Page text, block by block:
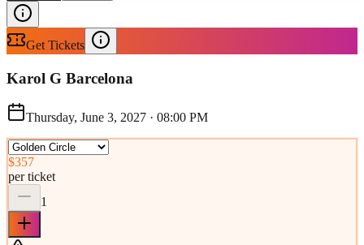
Get Tickets
Karol G Barcelona
Thursday, June 3, 2027 · 08:00 PM
$357
per ticket
1